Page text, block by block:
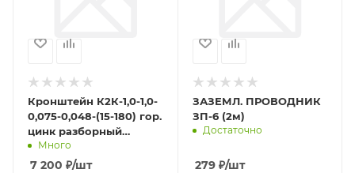
Кронштейн К2К-1,0-1,0-
0,075-0,048-(15-180) гор.
цинк разборный
(граната 2 трубы без
юбки)
Много
7 200 ₽/шт
ЗАЗЕМЛ. ПРОВОДНИК
ЗП-6 (2м)
Достаточно
279₽/шт